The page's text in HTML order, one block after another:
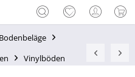
Bodenbeläge
Vinylböden